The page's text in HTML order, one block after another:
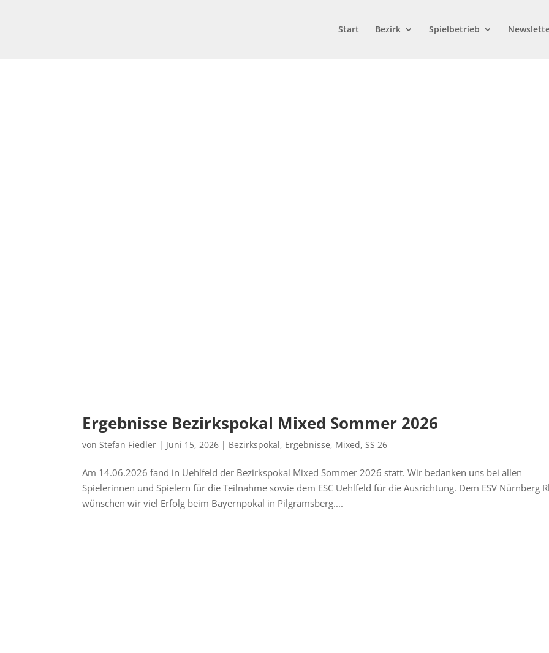
Start Bezirk Spielbetrieb
Ergebnisse Bezirkspokal Mixed Sommer 2026
von Stefan Fiedler | Juni 15, 2026 | Bezirkspokal, Ergebnisse, Mixed, SS 26
Am 14.06.2026 fand in Uehlfeld der Bezirkspokal Mixed Sommer 2026 statt. Wir bedanken uns bei allen
Spielerinnen und Spielern für die Teilnahme sowie dem ESC Uehlfeld für die Ausrichtung. Dem ESV Nürnberg
wünschen wir viel Erfolg beim Bayernpokal in Pilgramsberg....